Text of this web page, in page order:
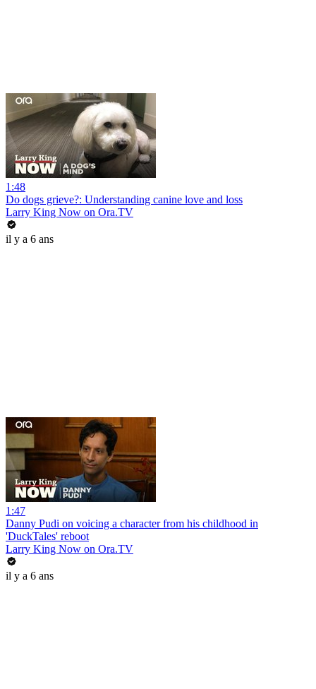
1:48
Do dogs grieve?: Understanding canine love and loss
Larry King Now on Ora.TV
il y a 6 ans
1:47
Danny Pudi on voicing a character from his childhood in
'DuckTales' reboot
Larry King Now on Ora.TV
il y a 6 ans